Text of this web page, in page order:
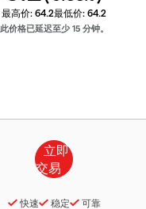
最高价: 64.2最低价: 64.2
此价格已延迟至少 15 分钟。
快速 稳定 可靠